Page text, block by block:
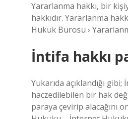
Yararlanma hakkı, bir
hakkıdır. Yararlanma
Hukuk Bürosu ›
İntifa hakkı
Yukarıda açıklandığı
haczedilebilen bir hak
paraya çevirip alacağını